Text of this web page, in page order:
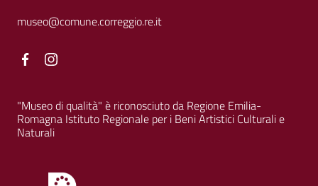
museo@comune.correggio.re.it
Facebook
"Museo di qualità" è riconosciuto da Regione Emilia-
Romagna Istituto Regionale per i Beni Artistici Culturali e
Naturali